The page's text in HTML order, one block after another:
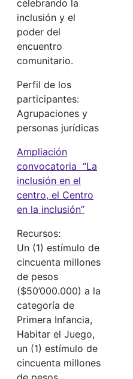
celebrando la
inclusión y el
poder del
encuentro
comunitario.
Perfil de los
participantes:
Agrupaciones y
personas jurídicas
Ampliación
convocatoria “La
inclusión en el
centro, el Centro
en la inclusión”
Recursos:
Un (1) estímulo de
cincuenta millones
de pesos
($50’000.000) a la
categoría de
Primera Infancia,
Habitar el Juego,
un (1) estímulo de
cincuenta millones